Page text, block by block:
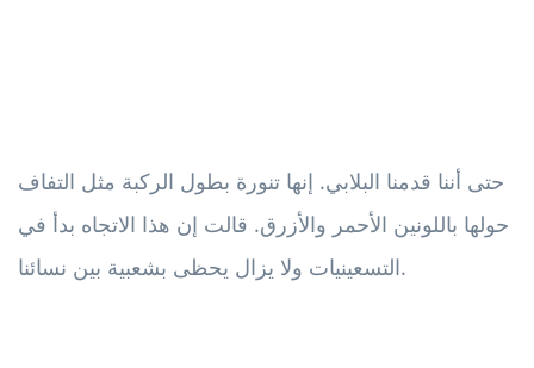
حتى أننا قدمنا ​​البلابي. إنها تنورة بطول الركبة مثل التفاف
حولها باللونين الأحمر والأزرق. قالت إن هذا الاتجاه بدأ في
التسعينيات ولا يزال يحظى بشعبية بين نسائنا.